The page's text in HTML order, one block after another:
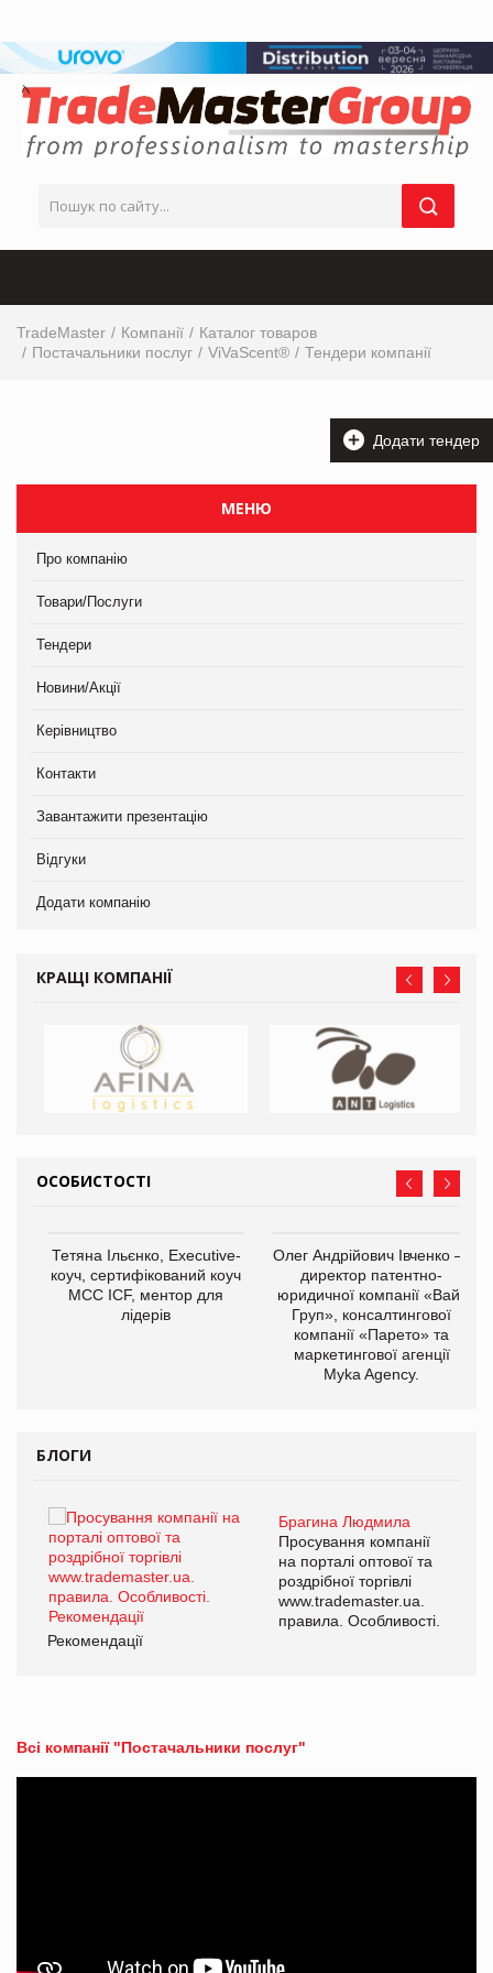
TradeMaster Компанії
Каталог товаров
Постачальники послуг
ViVaScent® Тендери компанії
Додати тендер
МЕНЮ
Про компанію
Товари/Послуги
Тендери
Новини/Акції
Керівництво
Контакти
Завантажити презентацію
Відгуки
Додати компанію
КРАЩІ КОМПАНІЇ
ОСОБИСТОСТІ
Тетяна Ільєнко, Executive-
коуч, сертифікований коуч
МСС ICF, ментор для
лідерів
Олег Андрійович Івченко —
директор патентно-
юридичної компанії «Вайз
Груп», консалтингової
компанії «Парето» та
маркетингової агенції
Myka Agency.
БЛОГИ
Брагина Людмила
Просування компанії
на порталі оптової та
роздрібної торгівлі
www.trademaster.ua.
правила. Особливості.
Рекомендації
Всі компанії "Постачальники послуг"